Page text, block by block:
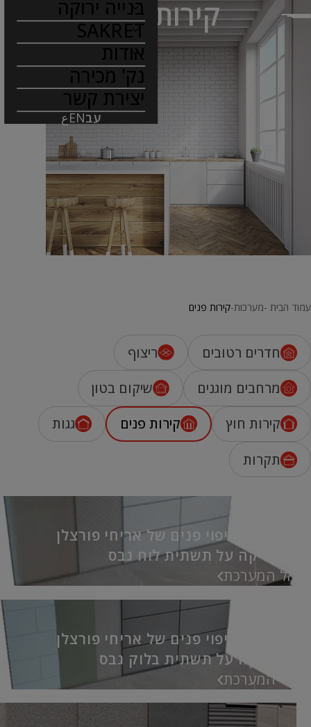
בנייה ירוקה
SAKRET
אודות
נק' מכירה
יצירת קשר
עבENع
קירות פנים
עמוד הבית מערכות קירות פנים
חדרים רטובים
ריצוף
מרחבים מוגנים
שיקום בטון
קירות חוץ
קירות פנים
גגות
תקרות
מערכת לחיפוי פנים של אריחי פורצלן
וקרמיקה על תשתית לוח גבס
אל המערכת
מערכת לחיפוי פנים של אריחי פורצלן
וקרמיקה על תשתית בלוק גבס
אל המערכת